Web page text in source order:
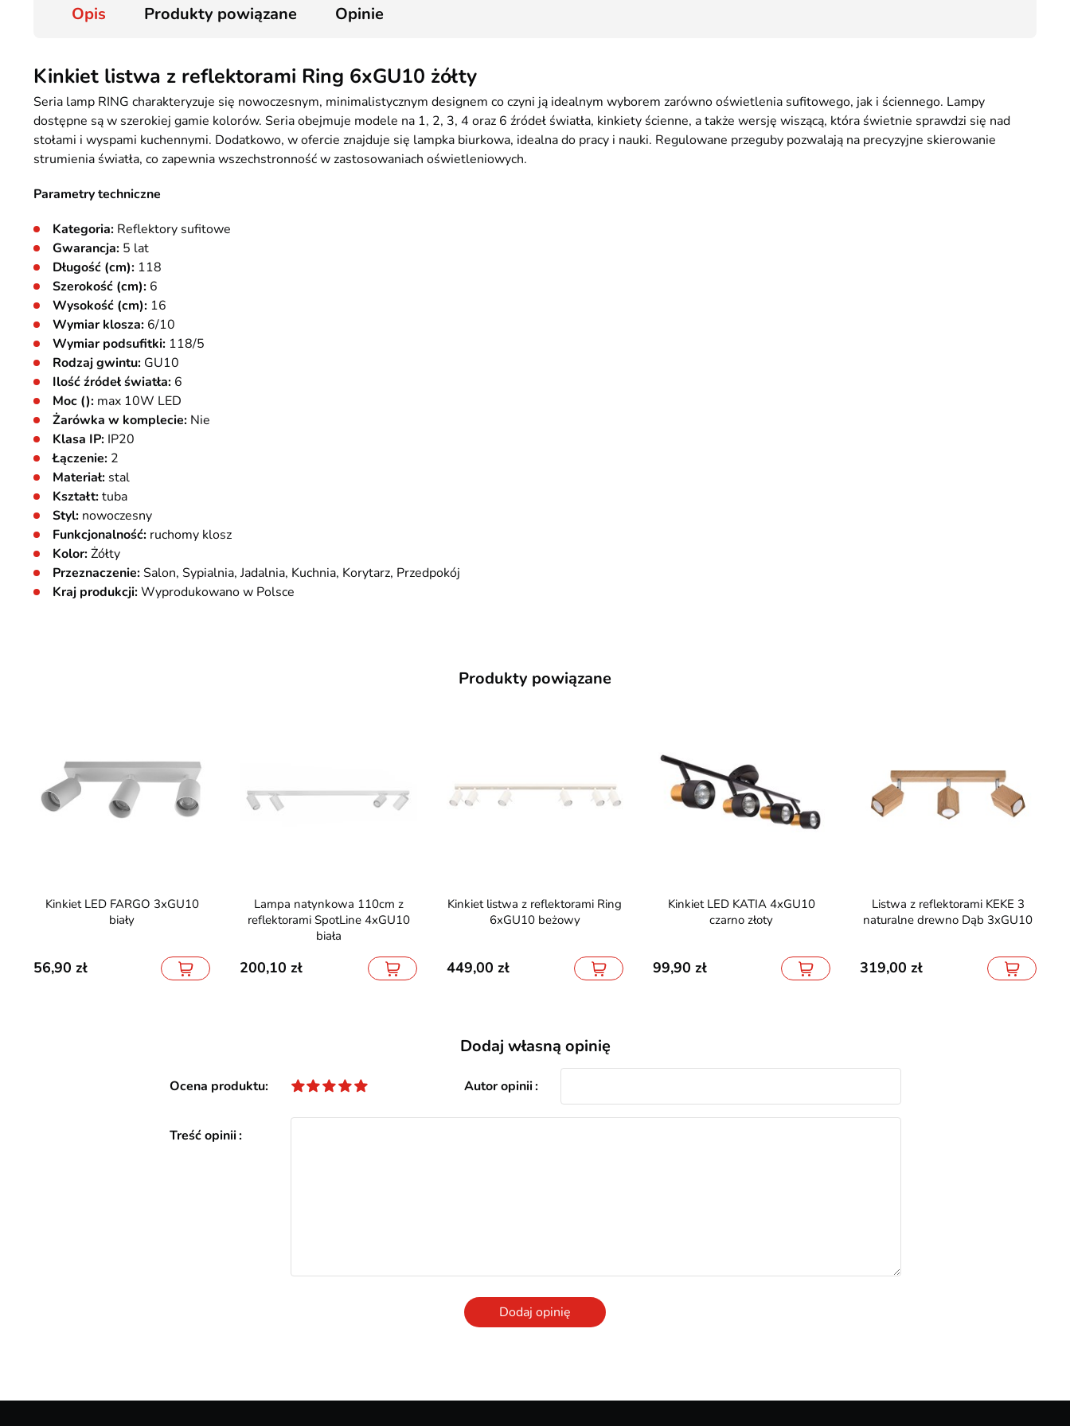
Opis Produkty powiązane Opinie
Kinkiet listwa z reflektorami Ring 6xGU10 żółty
Seria lamp RING charakteryzuje się nowoczesnym, minimalistycznym designem co czyni ją idealnym wyborem zarówno oświetlenia sufitowego, jak i ściennego. Lampy
dostępne są w szerokiej gamie kolorów. Seria obejmuje modele na 1, 2, 3, 4 oraz 6 źródeł światła, kinkiety ścienne, a także wersję wiszącą, która świetnie sprawdzi się nad
stołami i wyspami kuchennymi. Dodatkowo, w ofercie znajduje się lampka biurkowa, idealna do pracy i nauki. Regulowane przeguby pozwalają na precyzyjne skierowanie
strumienia światła, co zapewnia wszechstronność w zastosowaniach oświetleniowych.
Parametry techniczne
Kategoria: Reflektory sufitowe
Gwarancja: 5 lat
Długość (cm): 118
Szerokość (cm): 6
Wysokość (cm): 16
Wymiar klosza: 6/10
Wymiar podsufitki: 118/5
Rodzaj gwintu: GU10
Ilość źródeł światła: 6
Moc (): max 10W LED
Żarówka w komplecie: Nie
Klasa IP: IP20
Łączenie: 2
Materiał: stal
Kształt:tuba
Styl: nowoczesny
Funkcjonalność: ruchomy klosz
Kolor:Żółty
Przeznaczenie:Salon, Sypialnia, Jadalnia, Kuchnia, Korytarz, Przedpokój
Kraj produkcji:Wyprodukowano w Polsce
Produkty powiązane
Kinkiet LED FARGO 3xGU10
biały
56,90
Lampa natynkowa 110cm z
reflektorami SpotLine 4xGU10
biała
200,10
Kinkiet listwa z reflektorami Ring
6xGU10 beżowy
449,00
Kinkiet LED KATIA 4xGU10
czarno złoty
99,90
Listwa z reflektorami KEKE 3
naturalne drewno Dąb 3xGU10
319,00
Dodaj własną opinię
Ocena produktu Autor opinii
Treść opinii
Dodaj opinię